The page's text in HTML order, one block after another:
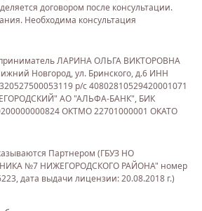
договором после консультации.
Необходима консультация
ЛАРИНА ОЛЬГА ВИКТОРОВНА
Новгород, ул. Бринского, д.6 ИНН
р/с 40802810529420001071
АО "АЛЬФА-БАНК", БИК
ОКТМО 22701000001 ОКАТО
Партнером (ГБУЗ НО
№7 НИЖЕГОРОДСКОГО РАЙОНА" номер
дата выдачи лицензии: 20.08.2018 г.)